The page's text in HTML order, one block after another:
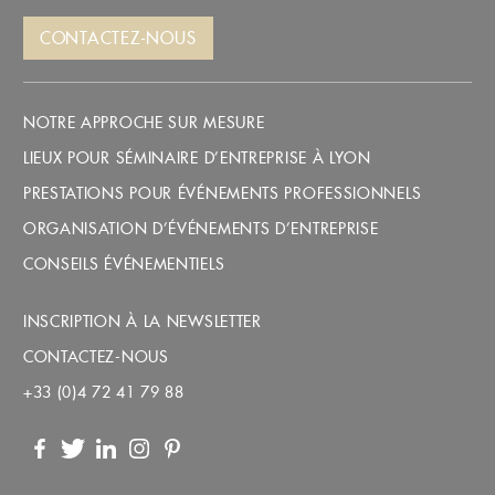
CONTACTEZ-NOUS
NOTRE APPROCHE SUR MESURE
LIEUX POUR SÉMINAIRE D’ENTREPRISE À LYON
PRESTATIONS POUR ÉVÉNEMENTS PROFESSIONNELS
ORGANISATION D’ÉVÉNEMENTS D’ENTREPRISE
CONSEILS ÉVÉNEMENTIELS
INSCRIPTION À LA NEWSLETTER
CONTACTEZ-NOUS
+33 (0)4 72 41 79 88